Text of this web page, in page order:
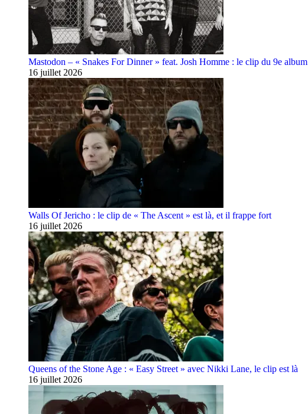
Mastodon – « Snakes For Dinner » feat. Josh Homme : le clip du 9e album
16 juillet 2026
Walls Of Jericho : le clip de « The Ascent » est là, et il frappe fort
16 juillet 2026
Queens of the Stone Age : « Easy Street » avec Nikki Lane, le clip est là
16 juillet 2026